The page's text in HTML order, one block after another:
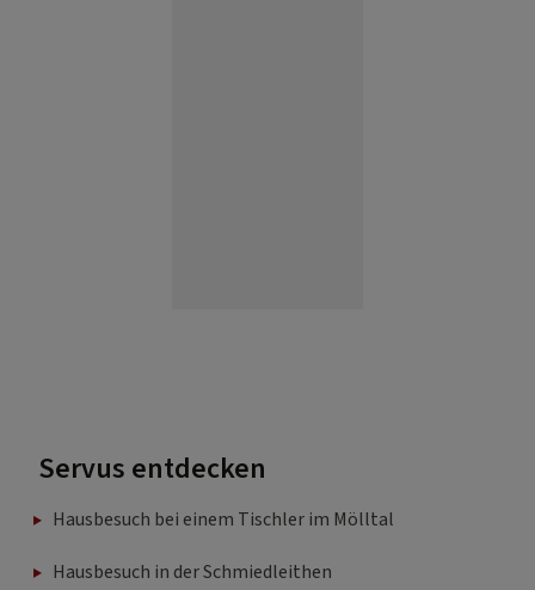
Servus entdecken
Hausbesuch bei einem Tischler im Mölltal
Hausbesuch in der Schmiedleithen